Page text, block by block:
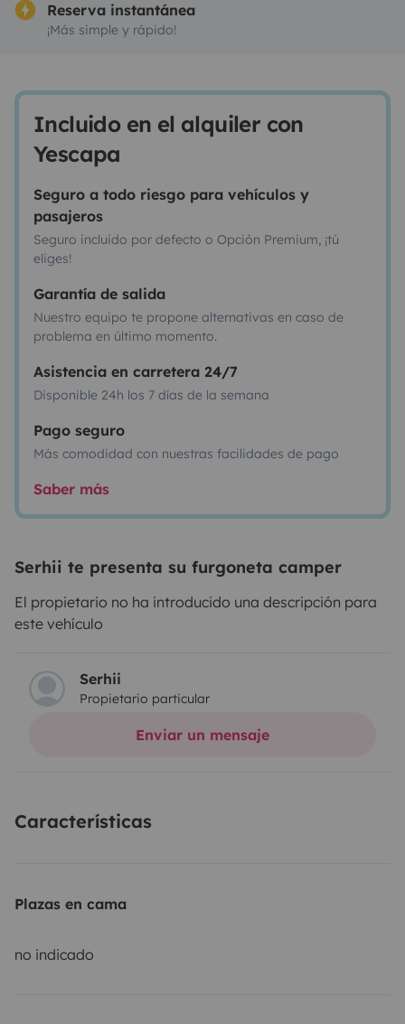
Reserva instantánea
¡Más simple y rápido!
Incluido en el alquiler con
Yescapa
Seguro a todo riesgo para vehículos y
pasajeros
Seguro incluido por defecto o Opción Premium, ¡tú
eliges!
Garantía de salida
Nuestro equipo te propone alternativas en caso de
problema en último momento.
Asistencia en carretera 24/7
Disponible 24h los 7 días de la semana
Pago seguro
Más comodidad con nuestras facilidades de pago
Saber más
Serhii te presenta su furgoneta camper
El propietario no ha introducido una descripción para
este vehículo
Serhii
Propietario particular
Enviar un mensaje
Características
Plazas en cama
no indicado